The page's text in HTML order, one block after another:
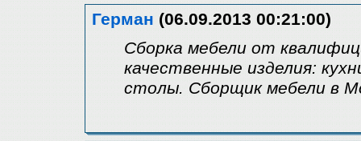
Герман (06.09.2013 00:21:00)
Сборка мебели от
качественные изделия:
столы. Сборщик мебели в